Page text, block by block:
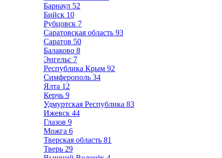
Барнаул 52
Бийск 10
Рубцовск 7
Саратовская область 93
Саратов 50
Балаково 8
Энгельс 7
Республика Крым 92
Симферополь 34
Ялта 12
Керчь 9
Удмуртская Республика 83
Ижевск 44
Глазов 9
Можга 6
Тверская область 81
Тверь 29